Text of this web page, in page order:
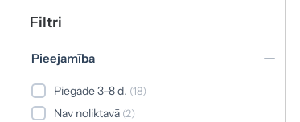
Filtri
Pieejamība
Piegāde 3–8 d. (18)
Nav noliktavā (2)